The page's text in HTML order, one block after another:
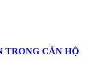
TRONG CĂN HỘ